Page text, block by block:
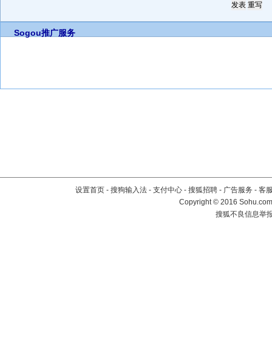
Sogou推广服务
设置首页 - 搜狗输入法 - 支付中心 - 搜狐招聘 - 广告服务 - 客
Copyright©2016
搜狐不良信息举